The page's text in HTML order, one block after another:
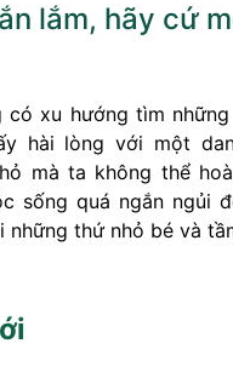
lắm, hãy cứ
có xu hướng tìm
hài lòng với một
mà ta không thể
sống quá ngắn ngủi
những thứ nhỏ bé và